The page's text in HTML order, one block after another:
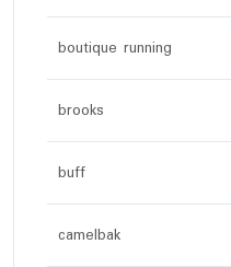
boutique running
brooks
buff
camelbak